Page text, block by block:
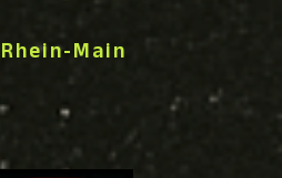
Main